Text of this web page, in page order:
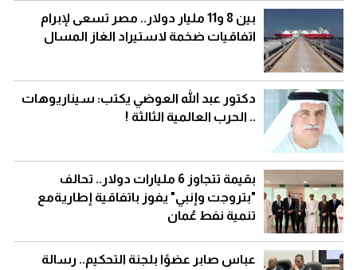
بين 8 و11 مليار دولار.. مصر تسعى لإبرام
اتفاقيات ضخمة لاستيراد الغاز المسال
دكتور عبد الله العوضي يكتب: سيناريوهات
.. الحرب العالمية الثالثة !
بقيمة تتجاوز 6 مليارات دولار.. تحالف
"بتروجت وإنبي" يفوز باتفاقية إطاريةمع
تنمية نفط عُمان
عباس صابر عضوًا بلجنة التحكيم.. رسالة